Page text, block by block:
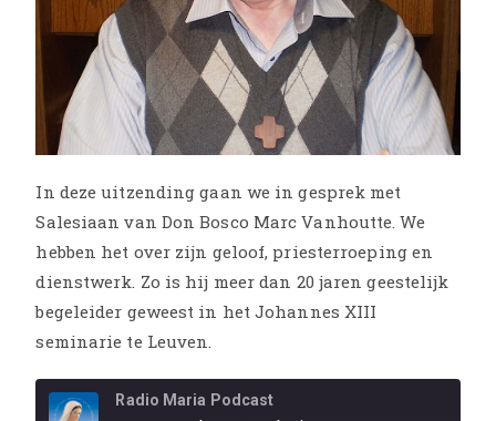
In deze uitzending gaan we in gesprek met
Salesiaan van Don Bosco Marc Vanhoutte. We
hebben het over zijn geloof, priesterroeping en
dienstwerk. Zo is hij meer dan 20 jaren geestelijk
begeleider geweest in het Johannes XIII
seminarie te Leuven.
Radio Maria Podcast